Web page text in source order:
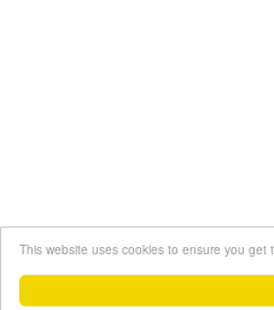
This website uses cookies to ensure you